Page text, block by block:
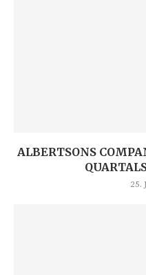
ALBERTSONS
25.